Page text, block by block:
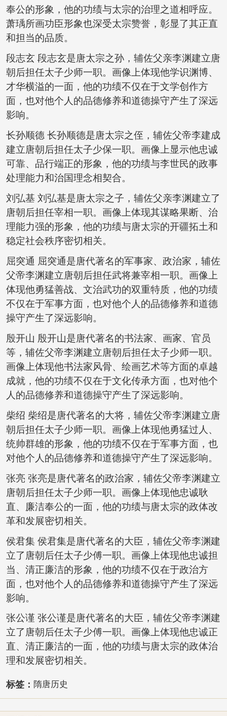
奉公的形象，他的功绩与太宗的治理之道相呼应。
萧瑀所画功臣形象也深受太宗赞誉，彰显了其正直
和担当的品质。
段志玄 段志玄是唐太宗之孙，辅佐父亲李渊建立唐
朝后担任太子少师一职。画像上体现他学识渊博、
才华横溢的一面，他的功绩不仅在于文学创作方
面，也对他个人的品德修养和道德操守产生了深远
影响。
长孙顺德 长孙顺德是唐太宗之侄，辅佐父帝李建成
建立唐朝后担任太子少保一职。画像上显示他忠诚
可靠、品行端正的形象，他的功绩与李世民的政事
处理能力和治国理念相契合。
刘弘基 刘弘基是唐太宗之子，辅佐父亲李渊建立了
唐朝后担任宰相一职。画像上体现其谋略果断、治
理能力强的形象，他的功绩与唐太宗的开疆拓土和
稳定社会秩序密切相关。
屈突通 屈突通是唐代著名的军事家、政治家，辅佐
父帝李渊建立唐朝后担任武将兼宰相一职。画像上
体现他勇猛善战、文治武功的双重特质，他的功绩
不仅在于军事方面，也对他个人的品德修养和道德
操守产生了深远影响。
殷开山 殷开山是唐代著名的书法家、画家、官员
等，辅佐父帝李渊建立唐朝后担任太子少师一职。
画像上体现他书法家风骨、绘画艺术等方面的卓越
成就，他的功绩不仅在于文化传承方面，也对他个
人的品德修养和道德操守产生了深远影响。
柴绍 柴绍是唐代著名的大将，辅佐父帝李渊建立唐
朝后担任太子少师一职。画像上体现他勇猛过人、
统帅群雄的形象，他的功绩不仅在于军事方面，也
对他个人的品德修养和道德操守产生了深远影响。
张亮 张亮是唐代著名的政治家，辅佐父帝李渊建立
唐朝后担任太子少师一职。画像上体现他忠诚耿
直、廉洁奉公的一面，他的功绩与唐太宗的政体改
革和发展密切相关。
侯君集 侯君集是唐代著名的大臣，辅佐父帝李渊建
立了唐朝后任太子少傅一职。画像上体现他忠诚担
当、清正廉洁的形象，他的功绩不仅在于政治方
面，也对他个人的品德修养和道德操守产生了深远
影响。
张公谨 张公谨是唐代著名的大臣，辅佐父帝李渊建
立了唐朝后任太子少傅一职。画像上体现他忠诚正
直、清正廉洁的一面，他的功绩与唐太宗的政体治
理和发展密切相关。
标签： 隋唐历史